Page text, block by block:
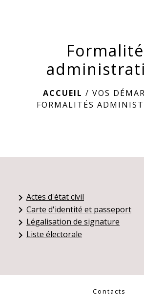
ACCUEIL / VOS
FORMALITÉS
keyboard_arrow_right Actes d'état civil
keyboard_arrow_right Carte d'identité et passeport
keyboard_arrow_right Légalisation de signature
keyboard_arrow_right Liste électorale
Contacts